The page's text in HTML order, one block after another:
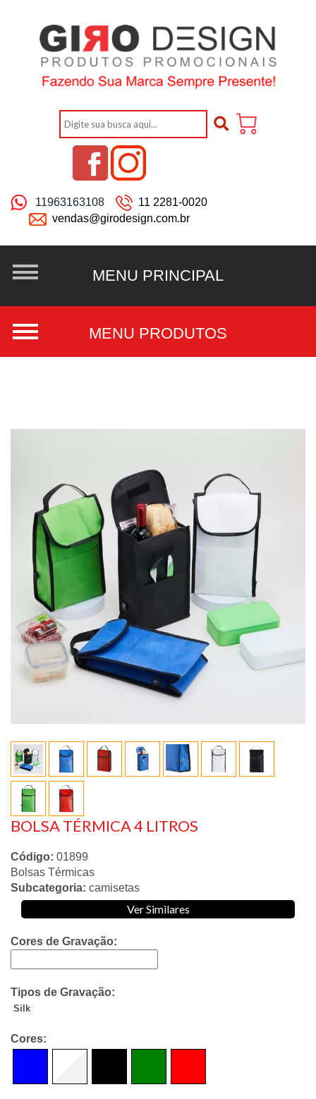
11963163108
11 2281-0020
vendas@girodesign.com.br
BOLSA TÉRMICA 4 LITROS
Código: 01899
Bolsas Térmicas
Subcategoria: camisetas
Ver Similares
Cores de Gravação:
Tipos de Gravação:
Silk
Cores: